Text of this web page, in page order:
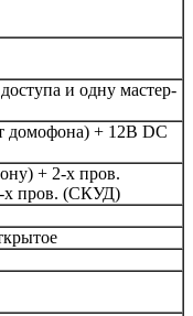
и одну мастер-
домофона) + 12В DC
+ 2-х пров.
пров. (СКУД)